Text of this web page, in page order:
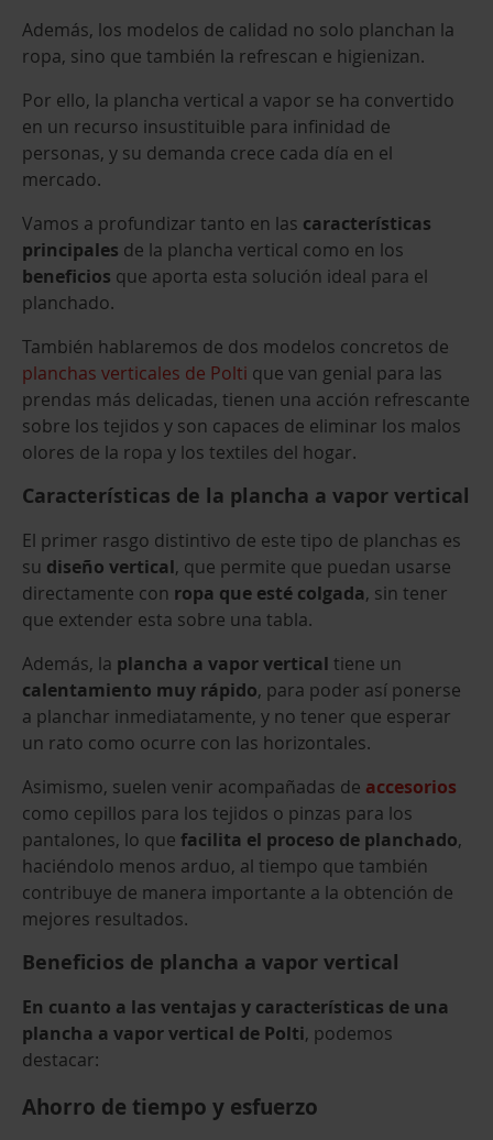
Además, los modelos de calidad no solo planchan la
ropa, sino que también la refrescan e higienizan.
Por ello, la plancha vertical a vapor se ha convertido
en un recurso insustituible para infinidad de
personas, y su demanda crece cada día en el
mercado.
Vamos a profundizar tanto en las características
principales de la plancha vertical como en los
beneficios que aporta esta solución ideal para el
planchado.
También hablaremos de dos modelos concretos de
planchas verticales de Polti que van genial para las
prendas más delicadas, tienen una acción refrescante
sobre los tejidos y son capaces de eliminar los malos
olores de la ropa y los textiles del hogar.
Características de la plancha a vapor vertical
El primer rasgo distintivo de este tipo de planchas es
su diseño vertical, que permite que puedan usarse
directamente con ropa que esté colgada, sin tener
que extender esta sobre una tabla.
Además, la plancha a vapor vertical tiene un
calentamiento muy rápido, para poder así ponerse
a planchar inmediatamente, y no tener que esperar
un rato como ocurre con las horizontales.
Asimismo, suelen venir acompañadas de accesorios
como cepillos para los tejidos o pinzas para los
pantalones, lo que facilita el proceso de planchado,
haciéndolo menos arduo, al tiempo que también
contribuye de manera importante a la obtención de
mejores resultados.
Beneficios de plancha a vapor vertical
En cuanto a las ventajas y características de una
plancha a vapor vertical de Polti, podemos
destacar:
Ahorro de tiempo y esfuerzo